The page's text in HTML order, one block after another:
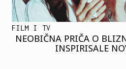
FILM I TV
NEOBIČNA PRIČA O
INSPIRISALE